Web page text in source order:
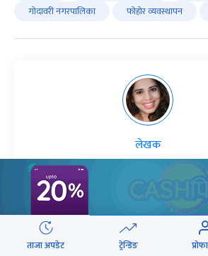
गोदावरी नगरपालिका
फोहोर व्यवस्थापन
लेखक
ऋतु काफ्ले
काफ्ले अनलाइनखबरकाे बिजनेस ब्युराे
लेखकको सबै आर्टिकल
ताजा अपडेट ट्रेन्डिङ